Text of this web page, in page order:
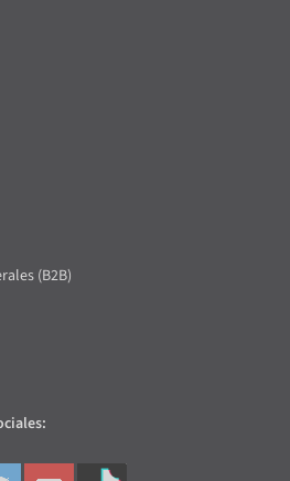
(B2B)